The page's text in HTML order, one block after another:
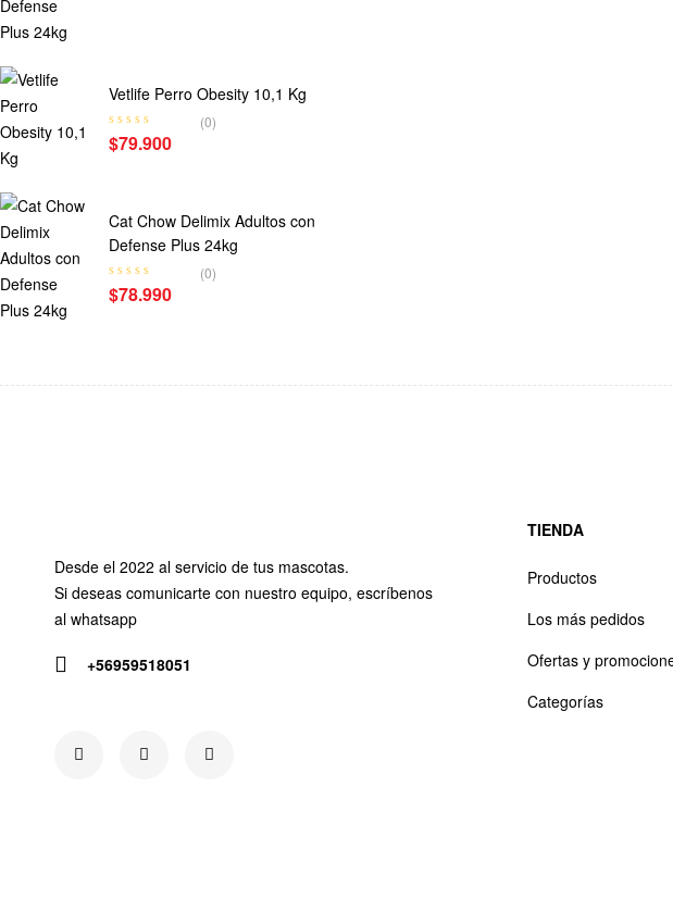
Vetlife Perro Obesity 10,1 Kg
(0)
$79.900
Cat Chow Delimix Adultos con
Defense Plus 24kg
(0)
$78.990
Desde el 2022 al servicio de tus mascotas.
Si deseas comunicarte con nuestro equipo, escríbenos
al whatsapp
+56959518051
TIENDA
Productos
Los más pedidos
Ofertas y
Categorías